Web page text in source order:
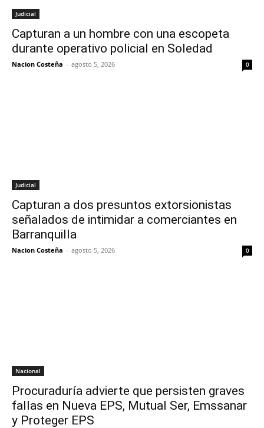
Judicial
Capturan a un hombre con una escopeta
durante operativo policial en Soledad
Nacion Costeña - agosto 5, 2026 0
Judicial
Capturan a dos presuntos extorsionistas
señalados de intimidar a comerciantes en
Barranquilla
Nacion Costeña - agosto 5, 2026 0
Nacional
Procuraduría advierte que persisten graves
fallas en Nueva EPS, Mutual Ser, Emssanar
y Proteger EPS